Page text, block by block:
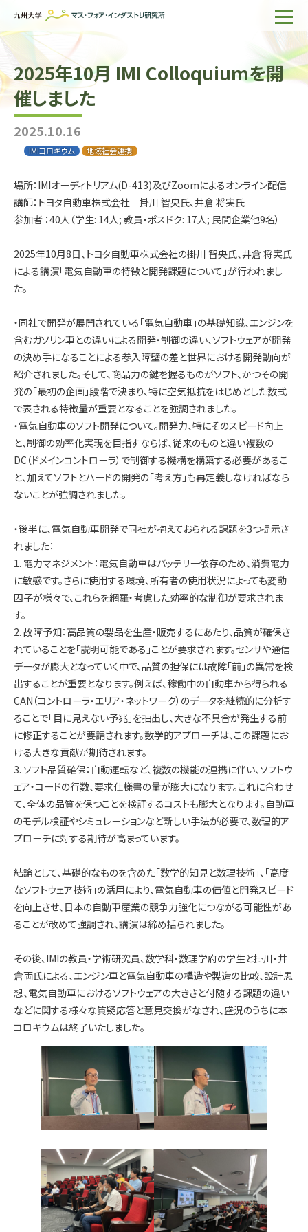
ホーム
IMIについて
組織・所員
研究活動
出版物一覧
サイト内検索
2025年10月 IMI Colloquiumを開
催しました
2025.10.16
IMIコロキウム 地域社会連携
場所：IMIオーディトリアム(D-413)及びZoomによるオンライン配信
講師：トヨタ自動車株式会社 掛川 智央氏、井倉 将実氏
参加者 ：40人（学生: 14人; 教員・ポスドク: 17人; 民間企業他9名）
2025年10月8日、トヨタ自動車株式会社の掛川 智央氏、井倉 将実氏
による講演「電気自動車の特徴と開発課題について」が行われまし
た。
・同社で開発が展開されている「電気自動車」の基礎知識、エンジンを
含むガソリン車との違いによる開発・制御の違い、ソフトウェアが開発
の決め手になることによる参入障壁の差と世界における開発動向が
紹介されました。そして、商品力の鍵を握るものがソフト、かつその開
発の「最初の企画」段階で決まり、特に空気抵抗をはじめとした数式
で表される特徴量が重要となることを強調されました。
・電気自動車のソフト開発について。開発力、特にそのスピード向上
と、制御の効率化実現を目指すならば、従来のものと違い複数の
DC（ドメインコントローラ）で制御する機構を構築する必要があるこ
と、加えてソフトとハードの開発の「考え方」も再定義しなければなら
ないことが強調されました。
・後半に、電気自動車開発で同社が抱えておられる課題を3つ提示さ
れました：
1. 電力マネジメント：電気自動車はバッテリー依存のため、消費電力
に敏感です。さらに使用する環境、所有者の使用状況によっても変動
因子が様々で、これらを網羅・考慮した効率的な制御が要求されま
す。
2. 故障予知：高品質の製品を生産・販売するにあたり、品質が確保さ
れていることを「説明可能である」ことが要求されます。センサや通信
データが膨大となっていく中で、品質の担保には故障「前」の異常を検
出することが重要となります。例えば、稼働中の自動車から得られる
CAN（コントローラ・エリア・ネットワーク）のデータを継続的に分析す
ることで「目に見えない予兆」を抽出し、大きな不具合が発生する前
に修正することが要請されます。数学的アプローチは、この課題にお
ける大きな貢献が期待されます。
3. ソフト品質確保：自動運転など、複数の機能の連携に伴い、ソフトウ
ェア・コードの行数、要求仕様書の量が膨大になります。これに合わせ
て、全体の品質を保つことを検証するコストも膨大となります。自動車
のモデル検証やシミュレーションなど新しい手法が必要で、数理的ア
プローチに対する期待が高まっています。
結論として、基礎的なものを含めた「数学的知見と数理技術」、「高度
なソフトウェア技術」の活用により、電気自動車の価値と開発スピード
を向上させ、日本の自動車産業の競争力強化につながる可能性があ
ることが改めて強調され、講演は締め括られました。
その後、IMIの教員・学術研究員、数学科・数理学府の学生と掛川・井
倉両氏による、エンジン車と電気自動車の構造や製造の比較、設計思
想、電気自動車におけるソフトウェアの大きさと付随する課題の違い
などに関する様々な質疑応答と意見交換がなされ、盛況のうちに本
コロキウムは終了いたしました。